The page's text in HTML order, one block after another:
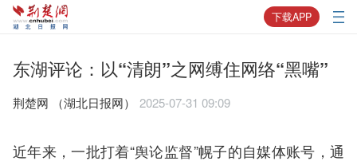
下载APP
东湖评论：以“清朗”之网缚住网络“黑嘴”
荆楚网 ​（湖北日报网） 2025-07-31 09:09
近年来，一批打着“舆论监督”幌子的自媒体账号，通